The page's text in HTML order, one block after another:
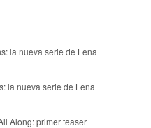
la nueva serie de Lena
la nueva serie de Lena
Along: primer teaser